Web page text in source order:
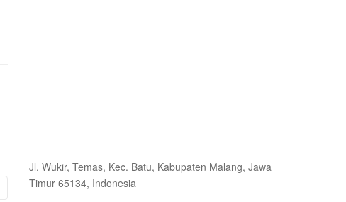
Jl. Wukir, Temas, Kec. Batu, Kabupaten Malang, Jawa
Timur 65134, Indonesia